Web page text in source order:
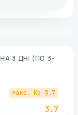
НА 3 ДНІ (ПО 3-
макс. Kp 3.7
3.7